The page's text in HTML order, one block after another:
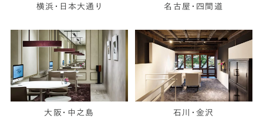
横浜・日本大通り 名古屋・四間道
大阪・中之島 石川・金沢